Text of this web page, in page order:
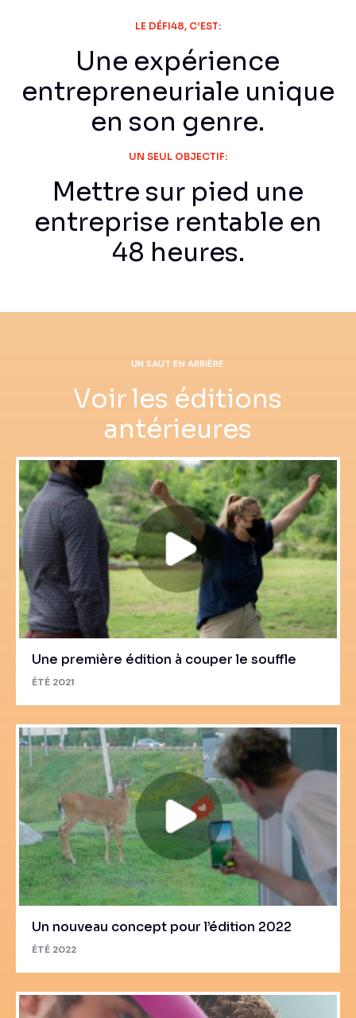
LE DÉFI48, C’EST:
Une expérience
entrepreneuriale unique
en son genre.
UN SEUL OBJECTIF:
Mettre sur pied une
entreprise rentable en
48 heures.
UN SAUT EN ARRIÈRE
Voir les éditions
antérieures
Une première édition à couper le souffle
ÉTÉ 2021
Un nouveau concept pour l’édition 2022
ÉTÉ 2022